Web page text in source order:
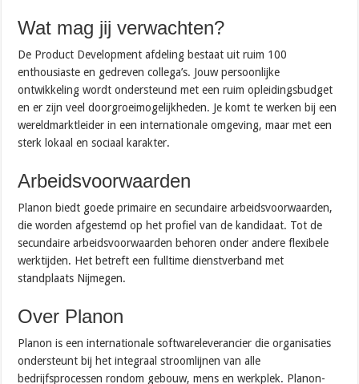
Wat mag jij verwachten?
De Product Development afdeling bestaat uit ruim 100
enthousiaste en gedreven collega’s. Jouw persoonlijke
ontwikkeling wordt ondersteund met een ruim opleidingsbudget
en er zijn veel doorgroeimogelijkheden. Je komt te werken bij een
wereldmarktleider in een internationale omgeving, maar met een
sterk lokaal en sociaal karakter.
Arbeidsvoorwaarden
Planon biedt goede primaire en secundaire arbeidsvoorwaarden,
die worden afgestemd op het profiel van de kandidaat. Tot de
secundaire arbeidsvoorwaarden behoren onder andere flexibele
werktijden. Het betreft een fulltime dienstverband met
standplaats Nijmegen.
Over Planon
Planon is een internationale softwareleverancier die organisaties
ondersteunt bij het integraal stroomlijnen van alle
bedrijfsprocessen rondom gebouw, mens en werkplek. Planon-